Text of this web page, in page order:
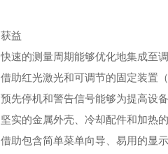
获益
快速的测量周期能够优化地集成至
借助红光激光和可调节的固定装置
预先停机和警告信号能够为提高设
坚实的金属外壳、冷却配件和加热
借助包含简单菜单向导、易用的显